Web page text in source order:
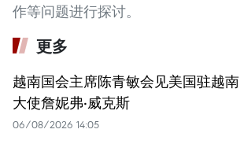
作等问题进行探讨。
更多
越南国会主席陈青敏会见美国驻越南
大使詹妮弗·威克斯
06/08/2026 14:05